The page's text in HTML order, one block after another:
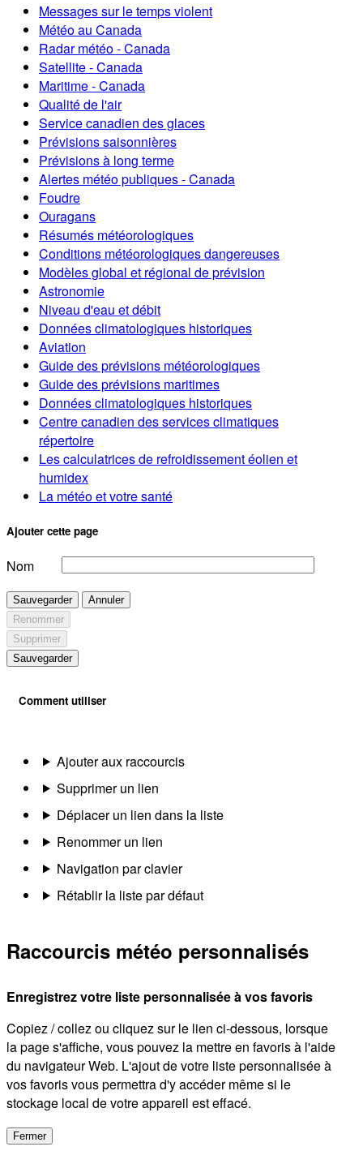
Messages sur le temps violent
Météo au Canada
Radar météo - Canada
Satellite - Canada
Maritime - Canada
Qualité de l'air
Service canadien des glaces
Prévisions saisonnières
Prévisions à long terme
Alertes météo publiques - Canada
Foudre
Ouragans
Résumés météorologiques
Conditions météorologiques dangereuses
Modèles global et régional de prévision
Astronomie
Niveau d'eau et débit
Données climatologiques historiques
Aviation
Guide des prévisions météorologiques
Guide des prévisions maritimes
Données climatologiques historiques
Centre canadien des services climatiques
répertoire
Les calculatrices de refroidissement éolien et
humidex
La météo et votre santé
Ajouter cette page
Nom
Sauvegarder
Annuler
Renommer
Supprimer
Sauvegarder
Comment utiliser
Ajouter aux raccourcis
Supprimer un lien
Déplacer un lien dans la liste
Renommer un lien
Navigation par clavier
Rétablir la liste par défaut
Raccourcis météo personnalisés
Enregistrez votre liste personnalisée à vos favoris
Copiez / collez ou cliquez sur le lien ci-dessous, lorsque
la page s'affiche, vous pouvez la mettre en favoris à l'aide
du navigateur Web. L'ajout de votre liste personnalisée à
vos favoris vous permettra d'y accéder même si le
stockage local de votre appareil est effacé.
Fermer